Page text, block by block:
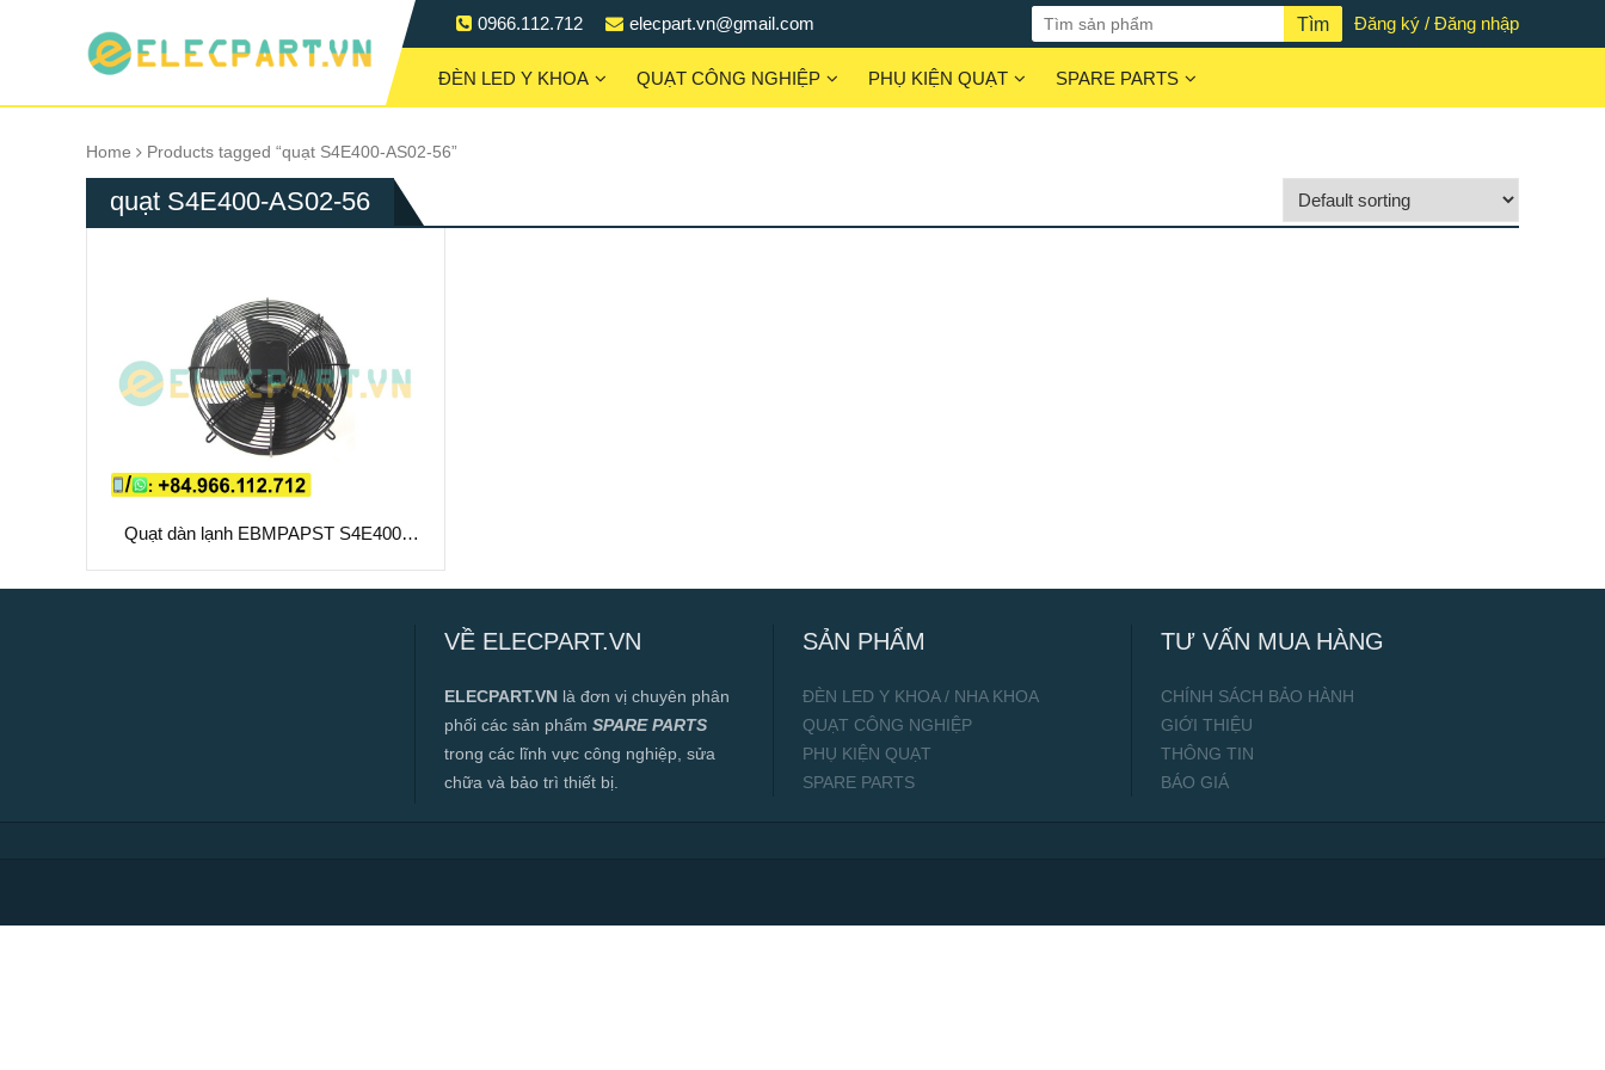
0966.112.712 elecpart.vn@gmail.com Đăng ký / Đăng nhập
ĐÈN LED Y KHOA QUẠT CÔNG NGHIỆP PHỤ KIỆN QUẠT SPARE PARTS
Home Products tagged “quạt S4E400-AS02-56”
quạt S4E400-AS02-56
Quạt dàn lạnh EBMPAPST S4E400-
VỀ ELECPART.VN
ELECPART.VN là đơn vị chuyên phân
phối các sản phẩm SPARE PARTS
trong các lĩnh vực công nghiệp, sửa
chữa và bảo trì thiết bị.
SẢN PHẨM
ĐÈN LED Y KHOA / NHA KHOA
QUẠT CÔNG NGHIỆP
PHỤ KIỆN QUẠT
SPARE PARTS
TƯ VẤN MUA HÀNG
CHÍNH SÁCH BẢO HÀNH
GIỚI THIỆU
THÔNG TIN
BÁO GIÁ